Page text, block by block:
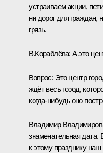
устраиваем акции,
ни дорог для граждан,
грязь.
В.Кораблёва: А это
Вопрос: Это центр
ждёт весь город,
когда‑нибудь оно
Владимир
знаменательная дата.
к этому празднику наш